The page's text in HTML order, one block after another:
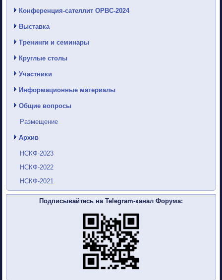
Конференция-сателлит ОРВС-2024
Выставка
Тренинги и семинары
Круглые столы
Участники
Информационные материалы
Общие вопросы
Размещение
Архив
НСКФ-2023
НСКФ-2022
НСКФ-2021
Подписывайтесь на Telegram-канал Форума: